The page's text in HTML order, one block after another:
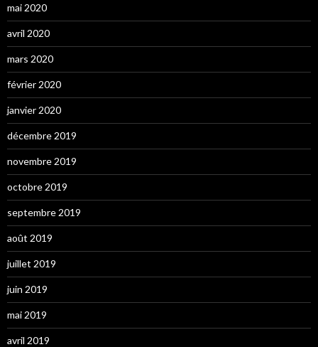
mai 2020
avril 2020
mars 2020
février 2020
janvier 2020
décembre 2019
novembre 2019
octobre 2019
septembre 2019
août 2019
juillet 2019
juin 2019
mai 2019
avril 2019